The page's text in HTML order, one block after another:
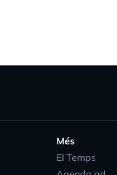
Més
EI Temps